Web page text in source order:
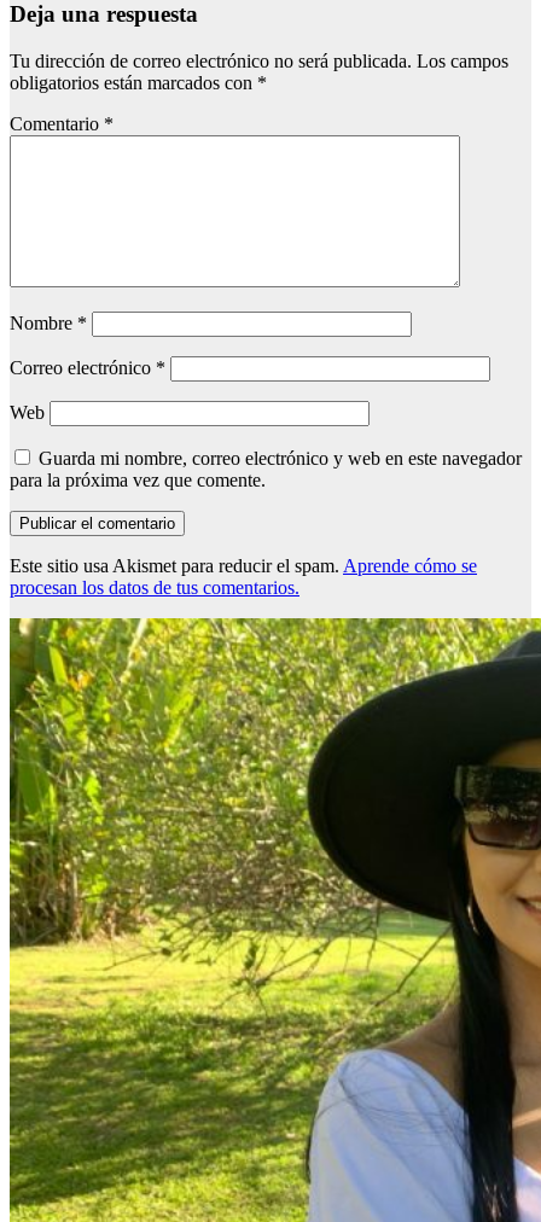
Deja una respuesta
Tu dirección de correo electrónico no será publicada. Los campos
obligatorios están marcados con *
Comentario *
Nombre *
Correo electrónico *
Web
Guarda mi nombre, correo electrónico y web en este navegador
para la próxima vez que comente.
Este sitio usa Akismet para reducir el spam. Aprende cómo se
procesan los datos de tus comentarios.